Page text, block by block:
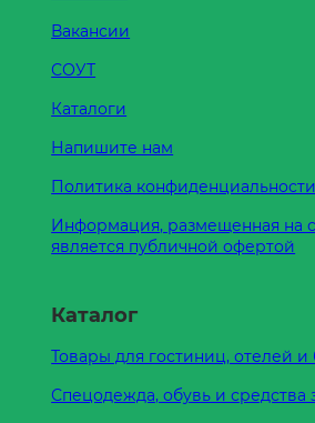
Вакансии
СОУТ
Каталоги
Напишите нам
Политика конфиденциальности
Информация, размещенная на
является публичной офертой
Каталог
Товары для гостиниц, отелей и
Спецодежда, обувь и средства